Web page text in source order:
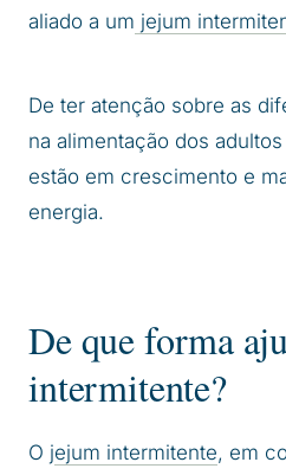
aliado a um jejum
De ter atenção sobre as
na alimentação dos
estão em crescimento e
energia.
De que forma
intermitente?
O jejum intermitente, em